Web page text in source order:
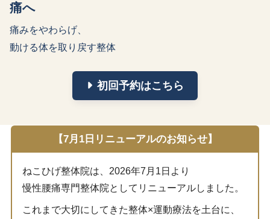
痛へ
痛みをやわらげ、
動ける体を取り戻す整体
初回予約はこちら
【7月1日リニューアルのお知らせ】
ねこひげ整体院は、2026年7月1日より
慢性腰痛専門整体院としてリニューアルしました。
これまで大切にしてきた整体×運動療法を土台に、